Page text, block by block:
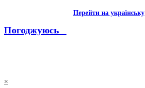
Перейти на українську
Погоджуюсь _
×